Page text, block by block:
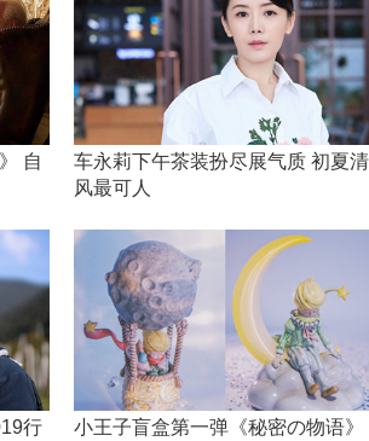
自
车永莉下午茶装扮尽展气质 初夏清
风最可人
行
小王子盲盒第一弹《秘密の物语》